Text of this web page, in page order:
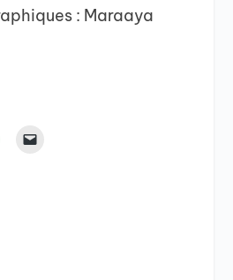
: Maraaya